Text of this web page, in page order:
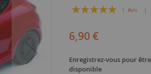
Évaluation:
1 Avis
6,90 €
Enregistrez-vous pour
disponible